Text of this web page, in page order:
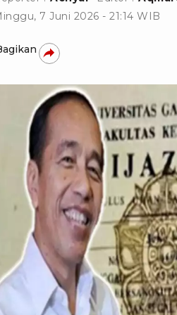
7 Juni 2026 - 21:14 WIB